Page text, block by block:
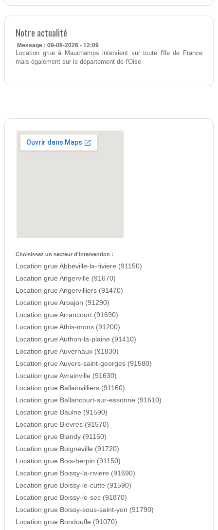
Notre actualité
Message : 09-08-2026 - 12:09
Location grue à Mauchamps intervient sur toute l'Ile de France
mais également sur le département de l'Oise
Choisissez un secteur d'intervention :
Location grue Abbeville-la-riviere (91150)
Location grue Angerville (91670)
Location grue Angervilliers (91470)
Location grue Arpajon (91290)
Location grue Arrancourt (91690)
Location grue Athis-mons (91200)
Location grue Authon-la-plaine (91410)
Location grue Auvernaux (91830)
Location grue Auvers-saint-georges (91580)
Location grue Avrainville (91630)
Location grue Ballainvilliers (91160)
Location grue Ballancourt-sur-essonne (91610)
Location grue Baulne (91590)
Location grue Bievres (91570)
Location grue Blandy (91150)
Location grue Boigneville (91720)
Location grue Bois-herpin (91150)
Location grue Boissy-la-riviere (91690)
Location grue Boissy-le-cutte (91590)
Location grue Boissy-le-sec (91870)
Location grue Boissy-sous-saint-yon (91790)
Location grue Bondoufle (91070)